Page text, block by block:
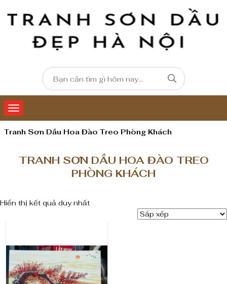
Tranh Sơn Dầu Hoa Đào Treo Phòng Khách
TRANH SƠN DẦU HOA ĐÀO TREO
PHÒNG KHÁCH
Hiển thị kết quả duy nhất